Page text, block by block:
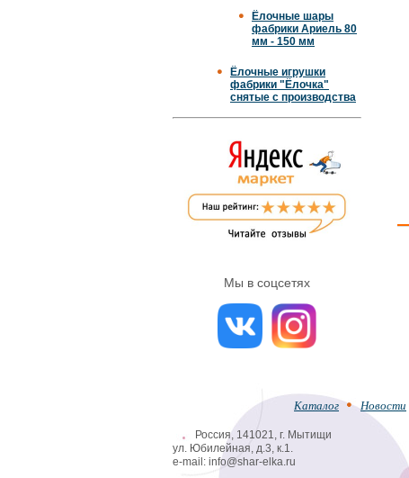
Ёлочные шары
фабрики Ариель 80
мм - 150 мм
Ёлочные игрушки
фабрики "Ёлочка"
снятые с производства
Мы в соцсетях
Каталог Новости
Россия, 141021, г. Мытищи
ул. Юбилейная, д.3, к.1.
e-mail: info@shar-elka.ru